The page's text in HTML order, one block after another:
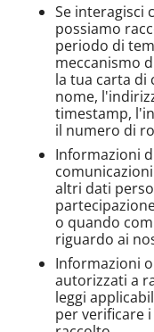
Se interagisci
possiamo
periodo di
meccanismo
la tua carta di
nome,
timestamp,
il numero di
Informazioni
altri dati
o quando
riguardo ai
Informazioni
autorizzati a
leggi
per verificare